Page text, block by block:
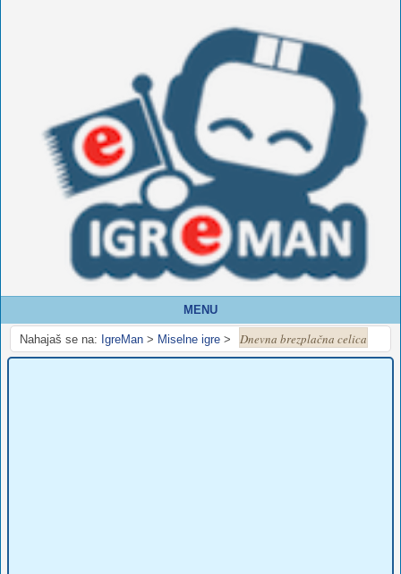
MENU
Nahajaš se na: IgreMan > Miselne igre > Dnevna brezplačna celica